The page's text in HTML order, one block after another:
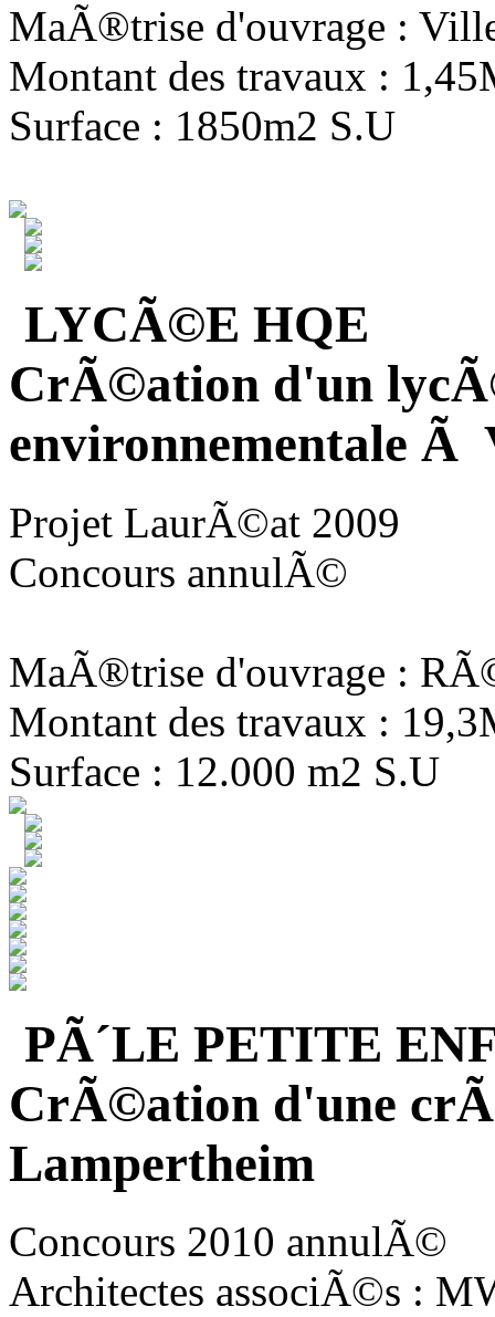
MaÃ®trise d'ouvrage :
Montant des travaux :
Surface : 1850m2 S.U
LYCÃ©E HQE
CrÃ©ation d'un
environnementale Ã
Projet LaurÃ©at 2009
Concours annulÃ©
MaÃ®trise d'ouvrage :
Montant des travaux :
Surface : 12.000 m2 S.U
PÃ´LE PETITE
CrÃ©ation d'une
Lampertheim
Concours 2010 annulÃ©
Architectes associÃ©s :